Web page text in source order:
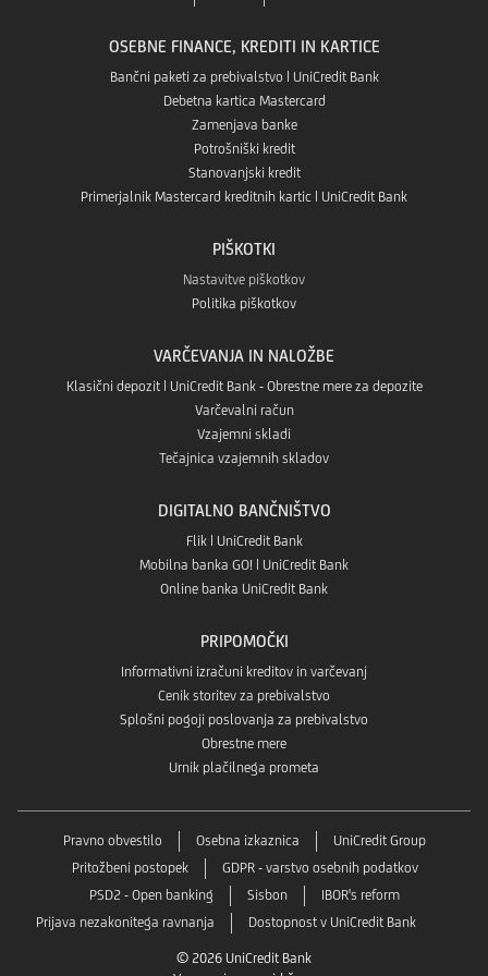
Play
App
store
v
Aplikaciji
App
OSEBNE FINANCE, KREDITI IN KARTICE
Bančni paketi za prebivalstvo | UniCredit Bank
Debetna kartica Mastercard
Zamenjava banke
Potrošniški kredit
Stanovanjski kredit
Primerjalnik Mastercard kreditnih kartic | UniCredit Bank
PIŠKOTKI
Nastavitve piškotkov
Politika piškotkov
VARČEVANJA IN NALOŽBE
Klasični depozit | UniCredit Bank - Obrestne mere za depozite
Varčevalni račun
Vzajemni skladi
Tečajnica vzajemnih skladov
DIGITALNO BANČNIŠTVO
Flik | UniCredit Bank
Mobilna banka GO! | UniCredit Bank
Online banka UniCredit Bank
PRIPOMOČKI
Informativni izračuni kreditov in varčevanj
Cenik storitev za prebivalstvo
Splošni pogoji poslovanja za prebivalstvo
Obrestne mere
Urnik plačilnega prometa
Pravno obvestilo Osebna izkaznica
UniCredit Group
Pritožbeni postopek
GDPR - varstvo osebnih podatkov
PSD2 - Open banking
Sisbon
IBOR's reform
Prijava nezakonitega ravnanja
Dostopnost v UniCredit Bank
© 2026 UniCredit Bank